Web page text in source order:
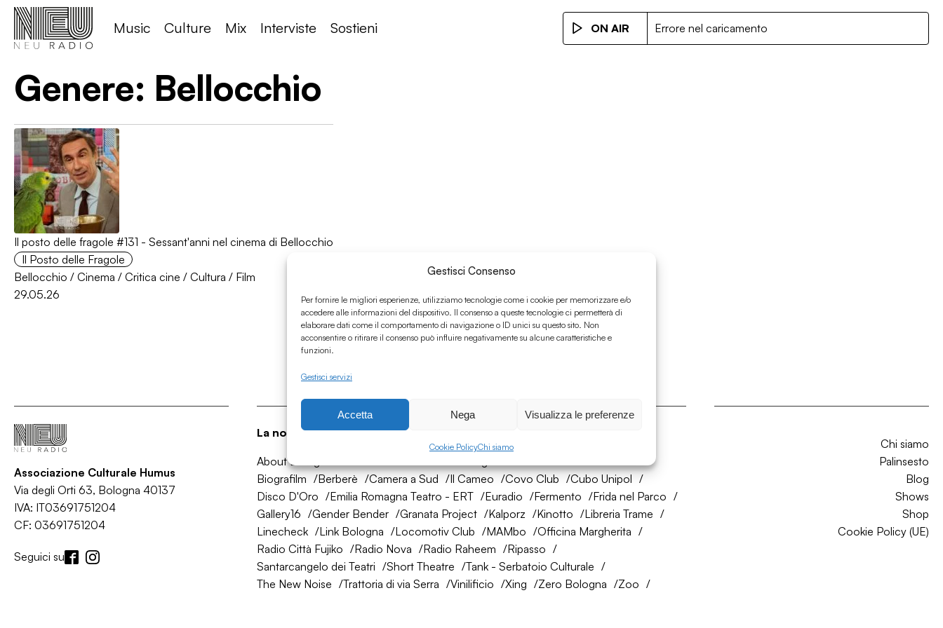
Gestisci Consenso
Per fornire le migliori esperienze, utilizziamo tecnologie come i cookie per memorizzare e/o
accedere alle informazioni del dispositivo. Il consenso a queste tecnologie ci permetterà di
elaborare dati come il comportamento di navigazione o ID unici su questo sito. Non
acconsentire o ritirare il consenso può influire negativamente su alcune caratteristiche e
funzioni.
Gestisci servizi
Accetta Nega Visualizza le preferenze
Cookie PolicyChi siamo
Music Culture Mix Interviste Sostieni ON AIR Errore nel caricamento
Genere: Bellocchio
Il posto delle fragole #131 - Sessant'anni nel cinema di Bellocchio
Il Posto delle Fragole
Bellocchio / Cinema / Critica cine / Cultura / Film
29.05.26
Associazione Culturale Humus
Via degli Orti 63, Bologna 40137
IVA: IT03691751204
CF: 03691751204
Seguici su
La nostra rete di amici
About Bologna
Biografilm
Berberè Camera a Sud Il Cameo Covo Club
Cubo Unipol
Disco D'Oro
Emilia Romagna Teatro - ERT Euradio Fermento
Frida nel Parco
Gallery16
Gender Bender Granata Project Kalporz Kinotto
Libreria Trame
Linecheck
Link Bologna Locomotiv Club MAMbo
Officina Margherita
Radio Città Fujiko
Radio Nova Radio Raheem
Ripasso
Santarcangelo dei Teatri
Short Theatre
Tank - Serbatoio Culturale
The New Noise
Trattoria di via Serra Vinilificio Xing Zero Bologna Zoo
Chi siamo
Palinsesto
Blog
Shows
Shop
Cookie Policy (UE)